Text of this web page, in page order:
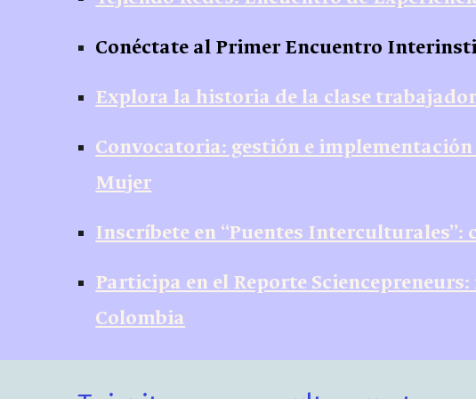
Conéctate al Primer Encuentro
Explora la historia de la clase
Convocatoria: gestión e
Mujer
Inscríbete en “Puentes
Participa en el Reporte
Colombia